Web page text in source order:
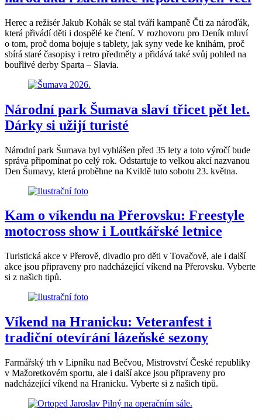
Herec a režisér Jakub Kohák se stal tváří kampaně Čti za nároďák,
která přivádí děti i dospělé ke čtení. V rozhovoru pro Deník mluví
o tom, proč doma bojuje s tablety, jak syny vede ke knihám, proč
sbírá staré časopisy i retro předměty a přidává také svůj pohled na
bouřlivé derby Sparta – Slavia.
Národní park Šumava slaví třicet pět let.
Dárky si užijí turisté
Národní park Šumava byl vyhlášen před 35 lety a toto výročí bude
správa připomínat po celý rok. Odstartuje to velkou akcí nazvanou
Den Šumavy, která proběhne na Kvildě tuto sobotu 23. května.
Kam o víkendu na Přerovsku: Freestyle
motocross show i Loutkářské letnice
Turistická akce v Přerově, divadlo pro děti v Tovačově, ale i další
akce jsou připraveny pro nadcházející víkend na Přerovsku. Vyberte
si z našich tipů.
Víkend na Hranicku: Veteranfest i
tradiční otevírání lázeňské sezony
Farmářský trh v Lipníku nad Bečvou, Mistrovství České republiky
v Mažoretkovém sportu, ale i další akce jsou připraveny pro
nadcházející víkend na Hranicku. Vyberte si z našich tipů.